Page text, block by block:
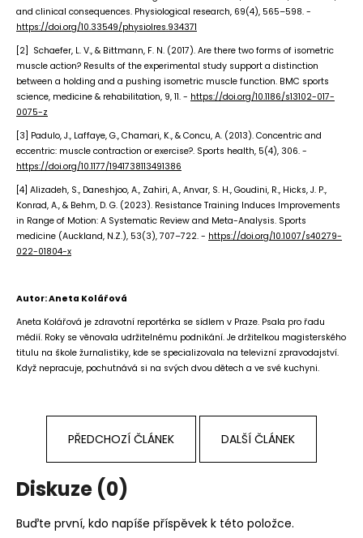
and clinical consequences. Physiological research, 69(4), 565–598. -
https://doi.org/10.33549/physiolres.934371
[2] Schaefer, L. V., & Bittmann, F. N. (2017). Are there two forms of isometric
muscle action? Results of the experimental study support a distinction
between a holding and a pushing isometric muscle function. BMC sports
science, medicine & rehabilitation, 9, 11. - https://doi.org/10.1186/s13102-017-
0075-z
[3] Padulo, J., Laffaye, G., Chamari, K., & Concu, A. (2013). Concentric and
eccentric: muscle contraction or exercise?. Sports health, 5(4), 306. -
https://doi.org/10.1177/1941738113491386
[4] Alizadeh, S., Daneshjoo, A., Zahiri, A., Anvar, S. H., Goudini, R., Hicks, J. P.,
Konrad, A., & Behm, D. G. (2023). Resistance Training Induces Improvements
in Range of Motion: A Systematic Review and Meta-Analysis. Sports
medicine (Auckland, N.Z.), 53(3), 707–722. - https://doi.org/10.1007/s40279-
022-01804-x
Autor: Aneta Kolářová
Aneta Kolářová je zdravotní reportérka se sídlem v Praze. Psala pro řadu
médií. Roky se věnovala udržitelnému podnikání. Je držitelkou magisterského
titulu na škole žurnalistiky, kde se specializovala na televizní zpravodajství.
Když nepracuje, pochutnává si na svých dvou dětech a ve své kuchyni.
PŘEDCHOZÍ ČLÁNEK DALŠÍ ČLÁNEK
Diskuze (0)
Buďte první, kdo napíše příspěvek k této položce.